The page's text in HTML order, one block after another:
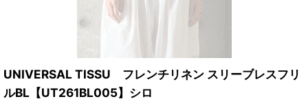
UNIVERSAL TISSU フレンチリネン スリーブレスフリ
ルBL【UT261BL005】シロ